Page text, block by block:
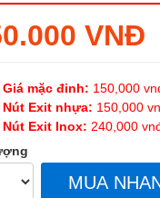
VNĐ
Giá mặc đinh: 150,000
Nút Exit nhựa: 150,000
Nút Exit Inox: 240,000
MUA